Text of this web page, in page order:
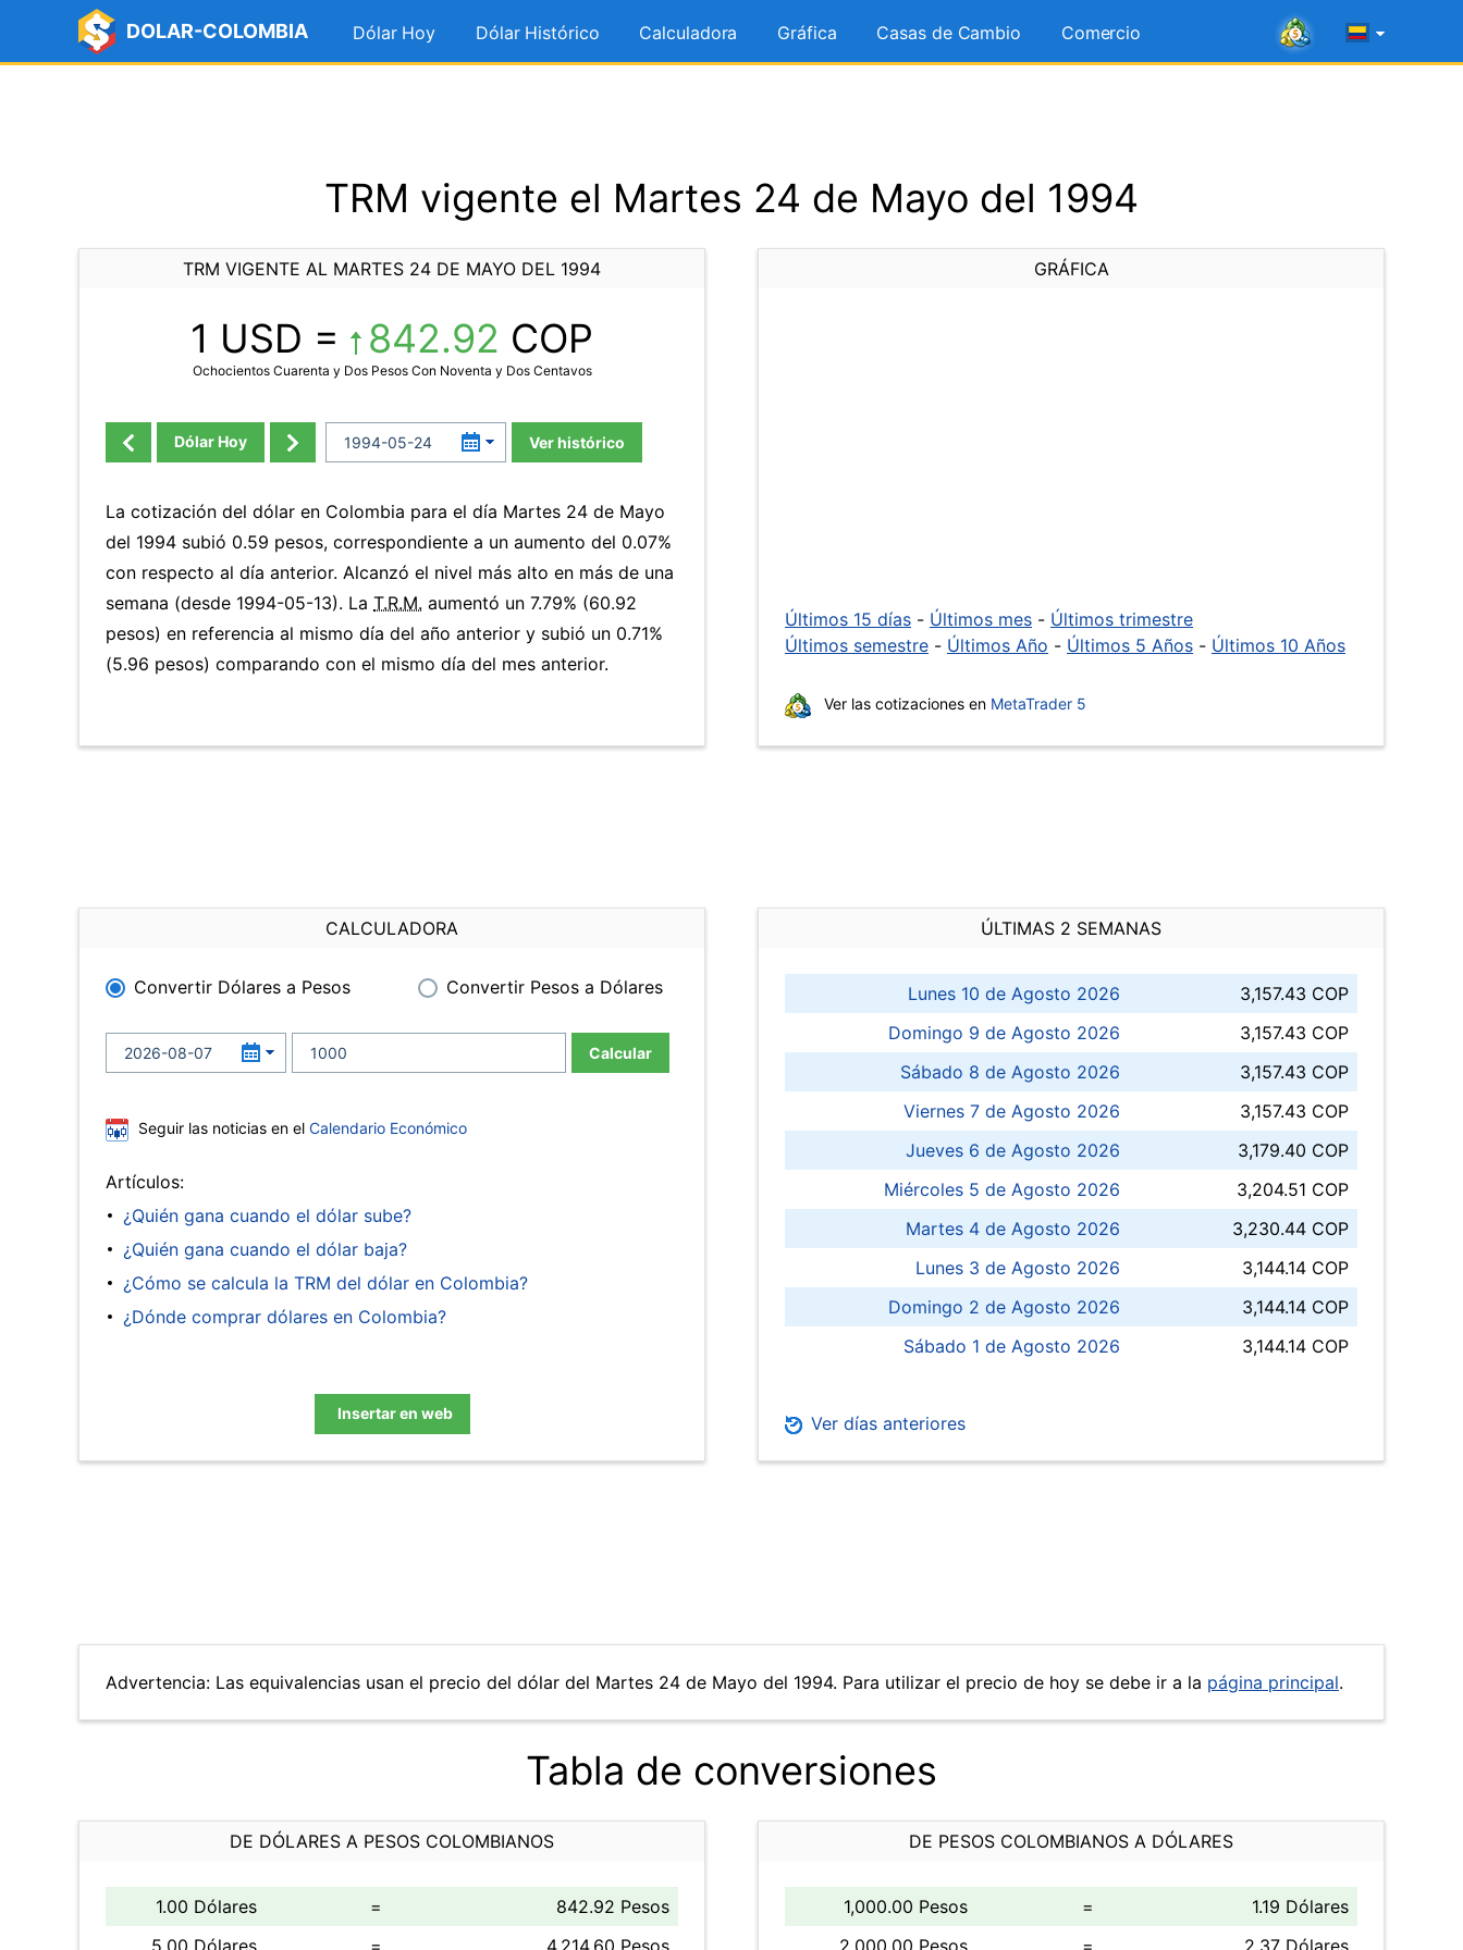
DOLAR-COLOMBIA Dólar Hoy Dólar Histórico Calculadora Gráfica Casas de Cambio Comercio
TRM vigente el Martes 24 de Mayo del 1994
TRM VIGENTE AL MARTES 24 DE MAYO DEL 1994
1 USD = 842.92 COP
Ochocientos Cuarenta y Dos Pesos Con Noventa y Dos Centavos
Dólar Hoy Ver histórico
La cotización del dólar en Colombia para el día Martes 24 de Mayo
del 1994 subió 0.59 pesos, correspondiente a un aumento del 0.07%
con respecto al día anterior. Alcanzó el nivel más alto en más de una
semana (desde 1994-05-13). La T.R.M. aumentó un 7.79% (60.92
pesos) en referencia al mismo día del año anterior y subió un 0.71%
(5.96 pesos) comparando con el mismo día del mes anterior.
GRÁFICA
Últimos 15 días - Últimos mes - Últimos trimestre
Últimos semestre - Últimos Año - Últimos 5 Años - Últimos 10 Años
Ver las cotizaciones en MetaTrader 5
CALCULADORA
Convertir Dólares a Pesos Convertir Pesos a Dólares
Calcular
Seguir las noticias en el Calendario Económico
Artículos:
¿Quién gana cuando el dólar sube?
¿Quién gana cuando el dólar baja?
¿Cómo se calcula la TRM del dólar en Colombia?
¿Dónde comprar dólares en Colombia?
Insertar en web
ÚLTIMAS 2 SEMANAS
Lunes 10 de Agosto 2026
3,157.43 COP
Domingo 9 de Agosto 2026
3,157.43 COP
Sábado 8 de Agosto 2026
3,157.43 COP
Viernes 7 de Agosto 2026
3,157.43 COP
Jueves 6 de Agosto 2026
3,179.40 COP
Miércoles 5 de Agosto 2026
3,204.51 COP
Martes 4 de Agosto 2026
3,230.44 COP
Lunes 3 de Agosto 2026
3,144.14 COP
Domingo 2 de Agosto 2026
3,144.14 COP
Sábado 1 de Agosto 2026
3,144.14 COP
Ver días anteriores
Advertencia: Las equivalencias usan el precio del dólar del Martes 24 de Mayo del 1994. Para utilizar el precio de hoy se debe ir a la página principal.
Tabla de conversiones
DE DÓLARES A PESOS COLOMBIANOS
1.00 Dólares =
842.92 Pesos
5.00 Dólares
= 4,214.60 Pesos
DE PESOS COLOMBIANOS A DÓLARES
1,000.00 Pesos =
1.19 Dólares
2,000.00 Pesos
= 2.37 Dólares